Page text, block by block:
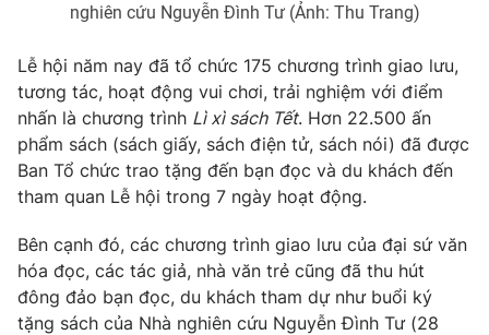
Thị trường 24h Tấm lòng Việt
VTV4 Vươn mình bằng AI
VTV9 VTV8
Liên hệ tòa soạn English
nghiên cứu Nguyễn Đình Tư (Ảnh: Thu Trang)
Lễ hội năm nay đã tổ chức 175 chương trình giao lưu,
tương tác, hoạt động vui chơi, trải nghiệm với điểm
nhấn là chương trình Lì xì sách Tết. Hơn 22.500 ấn
phẩm sách (sách giấy, sách điện tử, sách nói) đã được
Ban Tổ chức trao tặng đến bạn đọc và du khách đến
tham quan Lễ hội trong 7 ngày hoạt động.
Bên cạnh đó, các chương trình giao lưu của đại sứ văn
hóa đọc, các tác giả, nhà văn trẻ cũng đã thu hút
đông đảo bạn đọc, du khách tham dự như buổi ký
tặng sách của Nhà nghiên cứu Nguyễn Đình Tư (28